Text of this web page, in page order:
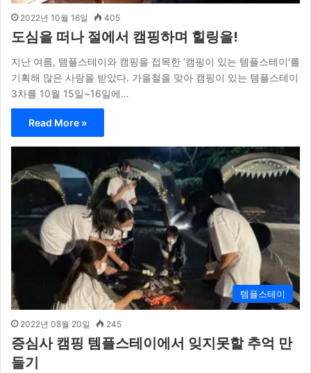
2022년 10월 16일 405
도심을 떠나 절에서 캠핑하며 힐링을!
지난 여름, 템플스테이와 캠핑을 접목한 ‘캠핑이 있는 템플스테이‘를
기획해 많은 사랑을 받았다. 가을철을 맞아 캠핑이 있는 템플스테이
3차를 10월 15일~16일에…
Read More »
템플스테이
2022년 08월 20일 245
증심사 캠핑 템플스테이에서 잊지못할 추억 만
들기